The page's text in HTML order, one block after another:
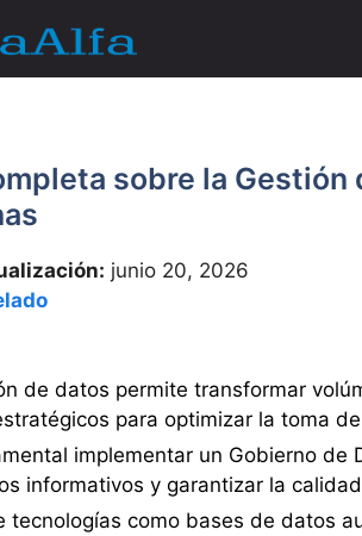
sobre la Gestión
junio 20, 2026
de datos permite transformar
para optimizar la toma
implementar un Gobierno de
informativos y garantizar la
tecnologías como bases de datos